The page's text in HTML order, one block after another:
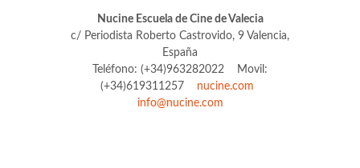
Nucine Escuela de Cine de Valecia
c/ Periodista Roberto Castrovido, 9 Valencia,
España
Teléfono: (+34)963282022 Movil:
(+34)619311257
nucine.com
info@nucine.com